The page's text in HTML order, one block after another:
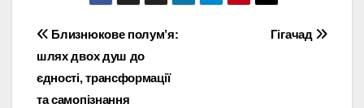
Навігація
записів
Гігачад
Близнюкове полум’я:
шлях двох душ до
єдності, трансформації
та самопізнання